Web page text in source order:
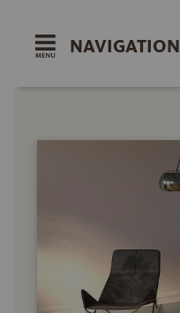
NAVIGATION